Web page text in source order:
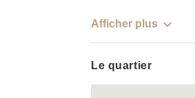
Afficher plus
Le quartier